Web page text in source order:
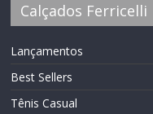
Calçados Ferricelli
Lançamentos
Best Sellers
Tênis Casual